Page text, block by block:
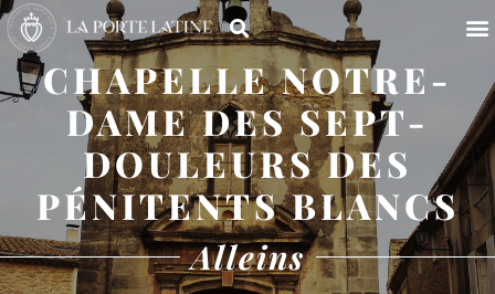
CHAPELLE NOTRE-
DAME DES SEPT-
DOULEURS DES
PÉNITENTS BLANCS
Alleins